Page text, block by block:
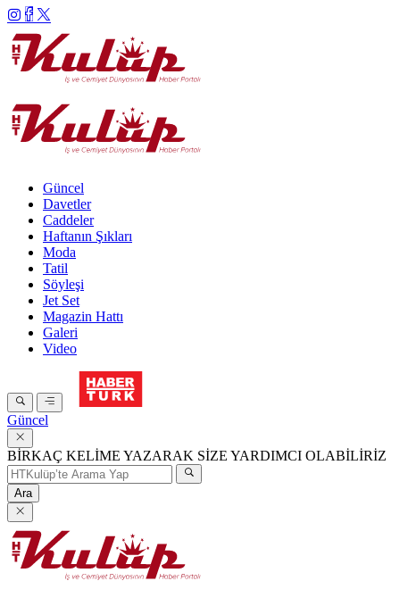
Güncel
Davetler
Caddeler
Haftanın Şıkları
Moda
Tatil
Söyleşi
Jet Set
Magazin Hattı
Galeri
Video
Güncel
BİRKAÇ KELİME YAZARAK SİZE YARDIMCI OLABİLİRİZ
Ara